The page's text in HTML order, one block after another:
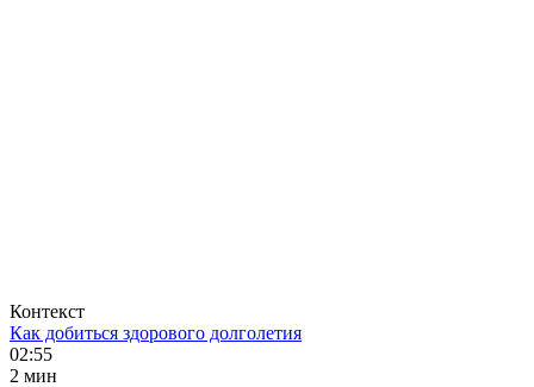
Контекст
Как добиться здорового долголетия
02:55
2 мин